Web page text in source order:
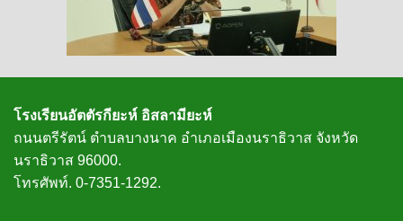
โรงเรียนอัตตัรกียะห์ อิสลามียะห์
ถนนตรีรัตน์ ตำบลบางนาค อำเภอเมืองนราธิวาส จังหวัด
นราธิวาส 96000.
โทรศัพท์. 0-7351-1292.